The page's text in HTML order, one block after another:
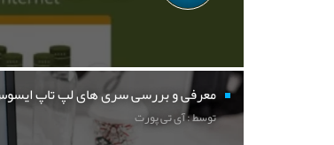
معرفی و بررسی سری های لپ تاپ
توسط : آی تی پورت